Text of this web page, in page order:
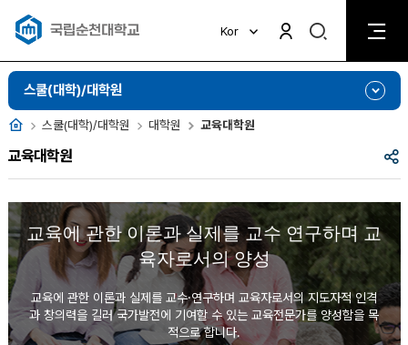
Kor
활
검
비
활
성
화
스쿨(대학)/대학원
홈 스쿨(대학)/대학원 대학원 교육대학원
교육대학원
공
교육에 관한 이론과 실제를 교수 연구하며 교
육자로서의 양성
교육에 관한 이론과 실제를 교수·연구하며 교육자로서의 지도자적 인격
과 창의력을 길러국가발전에 기여할 수 있는 교육전문가를 양성함을 목
적으로 합니다.